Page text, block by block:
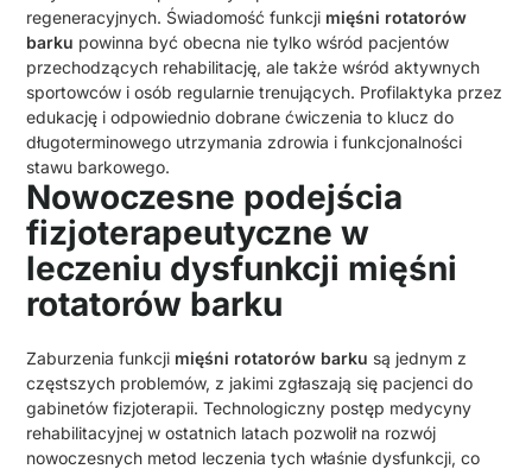
regeneracyjnych. Świadomość funkcji mięśni rotatorów
barku powinna być obecna nie tylko wśród pacjentów
przechodzących rehabilitację, ale także wśród aktywnych
sportowców i osób regularnie trenujących. Profilaktyka przez
edukację i odpowiednio dobrane ćwiczenia to klucz do
długoterminowego utrzymania zdrowia i funkcjonalności
stawu barkowego.
Nowoczesne podejścia
fizjoterapeutyczne w
leczeniu dysfunkcji mięśni
rotatorów barku
Zaburzenia funkcji mięśni rotatorów barku są jednym z
częstszych problemów, z jakimi zgłaszają się pacjenci do
gabinetów fizjoterapii. Technologiczny postęp medycyny
rehabilitacyjnej w ostatnich latach pozwolił na rozwój
nowoczesnych metod leczenia tych właśnie dysfunkcji, co